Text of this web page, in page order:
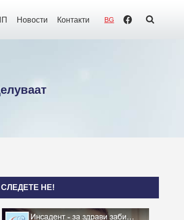
Новости Контакти BG
СЛЕДЕТЕ НЕ!